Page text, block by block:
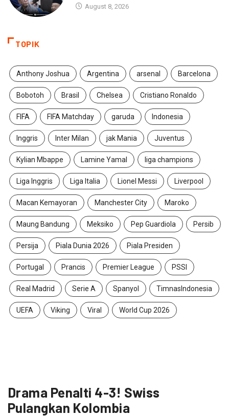
August 8, 2026
TOPIK
Anthony Joshua Argentina arsenal Barcelona
Bobotoh Brasil Chelsea Cristiano Ronaldo
FIFA FIFA Matchday garuda Indonesia
Inggris Inter Milan jak Mania Juventus
Kylian Mbappe Lamine Yamal liga champions
Liga Inggris Liga Italia Lionel Messi Liverpool
Macan Kemayoran Manchester City Maroko
Maung Bandung Meksiko Pep Guardiola Persib
Persija Piala Dunia 2026 Piala Presiden
Portugal Prancis Premier League PSSI
Real Madrid Serie A Spanyol TimnasIndonesia
UEFA Viking Viral World Cup 2026
Drama Penalti 4-3! Swiss
Pulangkan Kolombia